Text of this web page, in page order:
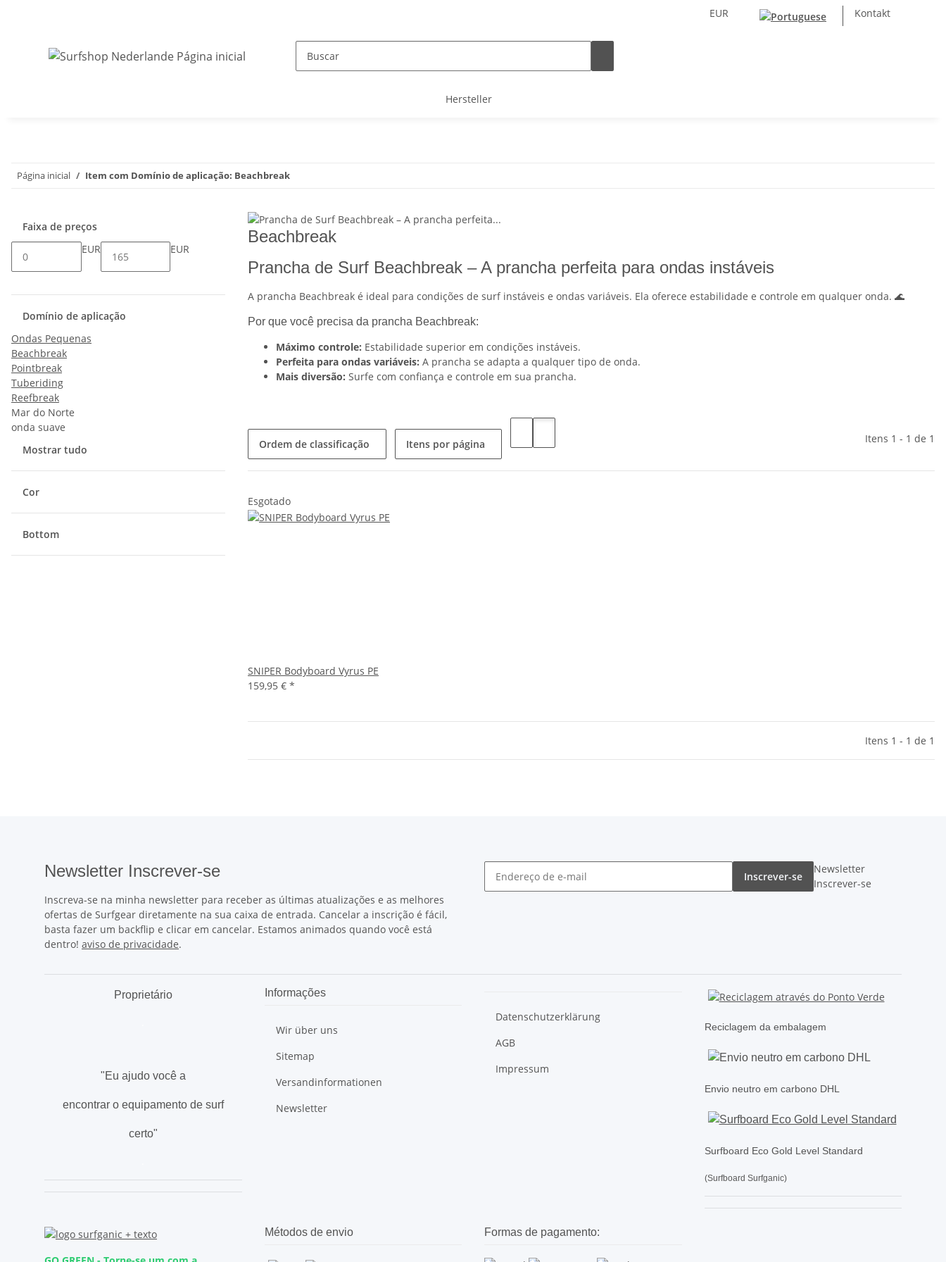
EUR Kontakt
Hersteller
Página inicial Item com Domínio de aplicação: Beachbreak
Beachbreak
Prancha de Surf Beachbreak – A prancha perfeita para ondas instáveis
A prancha Beachbreak é ideal para condições de surf instáveis e ondas variáveis. Ela oferece estabilidade e controle em qualquer onda. 🌊
Por que você precisa da prancha Beachbreak:
Máximo controle: Estabilidade superior em condições instáveis.
Perfeita para ondas variáveis: A prancha se adapta a qualquer tipo de onda.
Mais diversão: Surfe com confiança e controle em sua prancha.
Ordem de classificação Itens por página Itens 1 - 1 de 1
Esgotado
SNIPER Bodyboard Vyrus PE
159,95 € *
Itens 1 - 1 de 1
Faixa de preços
EUR
EUR
Domínio de aplicação
Ondas Pequenas
Beachbreak
Pointbreak
Tuberiding
Reefbreak
Mar do Norte
onda suave
Mostrar tudo
Cor
Bottom
Newsletter Inscrever-se
Inscreva-se na minha newsletter para receber as últimas atualizações e as melhores
ofertas de Surfgear diretamente na sua caixa de entrada. Cancelar a inscrição é fácil,
basta fazer um backflip e clicar em cancelar. Estamos animados quando você está
dentro! aviso de privacidade.
Inscrever-se
Newsletter
Inscrever-se
Proprietário
"Eu ajudo você a
encontrar o equipamento de surf
certo"
Informações
Wir über uns
Sitemap
Versandinformationen
Newsletter
Datenschutzerklärung
AGB
Impressum
Reciclagem da embalagem
Envio neutro em carbono DHL
Surfboard Eco Gold Level Standard
(Surfboard Surfganic)
Métodos de envio Formas de pagamento: